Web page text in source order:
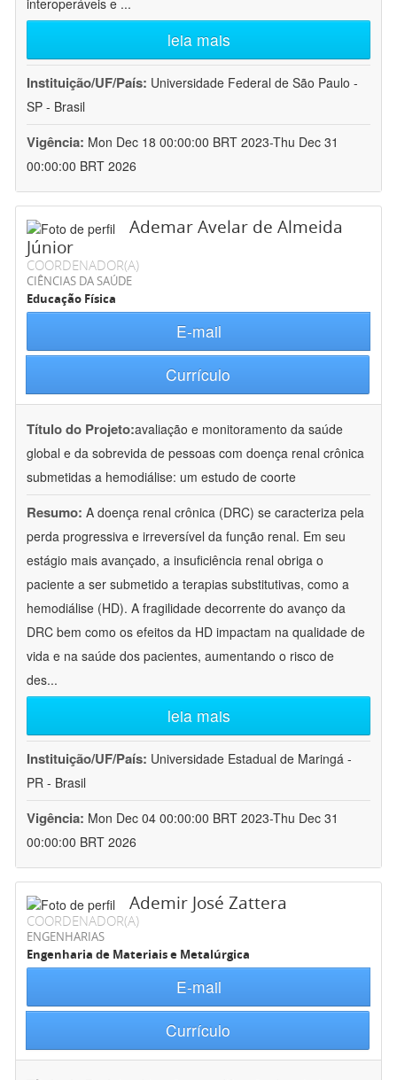
interoperáveis e ...
leia mais
Instituição/UF/País: Universidade Federal de São Paulo -
SP - Brasil
Vigência: Mon Dec 18 00:00:00 BRT 2023-Thu Dec 31
00:00:00 BRT 2026
Ademar Avelar de Almeida
Júnior
COORDENADOR(A)
CIÊNCIAS DA SAÚDE
Educação Física
E-mail
Currículo
Título do Projeto:avaliação e monitoramento da saúde
global e da sobrevida de pessoas com doença renal crônica
submetidas a hemodiálise: um estudo de coorte
Resumo: A doença renal crônica (DRC) se caracteriza pela
perda progressiva e irreversível da função renal. Em seu
estágio mais avançado, a insuficiência renal obriga o
paciente a ser submetido a terapias substitutivas, como a
hemodiálise (HD). A fragilidade decorrente do avanço da
DRC bem como os efeitos da HD impactam na qualidade de
vida e na saúde dos pacientes, aumentando o risco de
des...
leia mais
Instituição/UF/País: Universidade Estadual de Maringá -
PR - Brasil
Vigência: Mon Dec 04 00:00:00 BRT 2023-Thu Dec 31
00:00:00 BRT 2026
Ademir José Zattera
COORDENADOR(A)
ENGENHARIAS
Engenharia de Materiais e Metalúrgica
E-mail
Currículo